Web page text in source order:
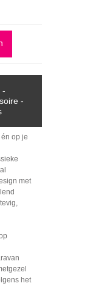
-
-
op je
met
het